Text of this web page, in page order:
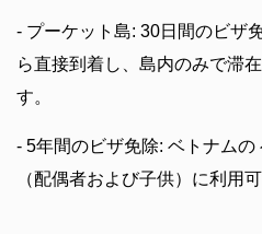
- プーケット島: 30日間のビザ
ら直接到着し、島内のみで滞
す。
- 5年間のビザ免除: ベトナム
（配偶者および子供）に利用可